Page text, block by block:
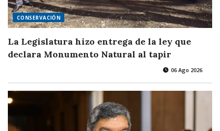
CONSERVACIÓN
La Legislatura hizo entrega de la ley que
declara Monumento Natural al tapir
06 Ago 2026